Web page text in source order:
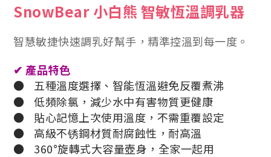
SnowBear 小白熊 智敏恆溫調乳器
智慧敏捷快速調乳好幫手，精準控溫到每一度。
✔ 產品特色
●
五種溫度選擇、智能恆溫避免反覆煮沸
●
低頻除氯，減少水中有害物質更健康
●
貼心記憶上次使用溫度，不需重覆設定
●
高級不锈鋼材質耐腐蝕性，耐高溫
●
360°旋轉式大容量壺身，全家一起用